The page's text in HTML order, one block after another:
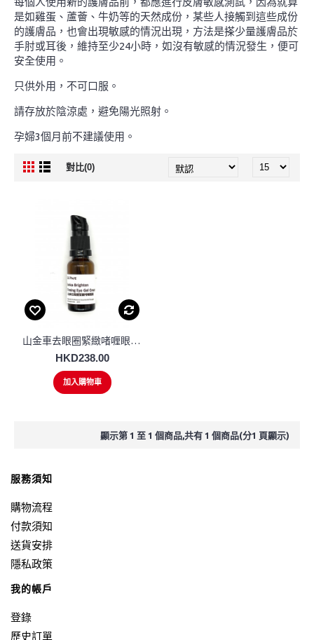
是如雞蛋、蘆薈、牛奶等的天然成份，某些人接觸到這些成份
的護膚品，也會出現敏感的情況出現，方法是搽少量護膚品於
手肘或耳後，維持至少24小時，如沒有敏感的情況發生，便可
安全使用。
只供外用，不可口服。
請存放於陰涼處，避免陽光照射。
孕婦3個月前不建議使用。
對比(0)
山金車去眼圈緊緻啫喱眼霜 20ml
HKD238.00
加入購物車
顯示第 1 至 1 個商品,共有 1 個商品(分1 頁顯示)
服務須知
購物流程
付款須知
送貨安排
隱私政策
我的帳戶
登錄
歷史訂單